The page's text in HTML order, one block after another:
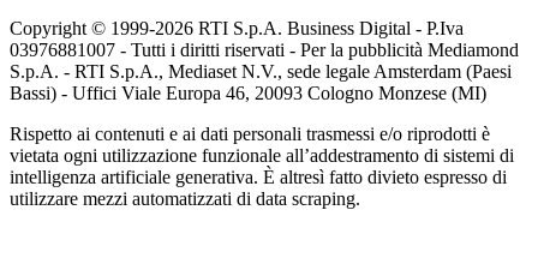
Copyright © 1999-2026 RTI S.p.A. Business Digital - P.Iva
03976881007 - Tutti i diritti riservati - Per la pubblicità Mediamond
S.p.A. - RTI S.p.A., Mediaset N.V., sede legale Amsterdam (Paesi
Bassi) - Uffici Viale Europa 46, 20093 Cologno Monzese (MI)
Rispetto ai contenuti e ai dati personali trasmessi e/o riprodotti è
vietata ogni utilizzazione funzionale all’addestramento di sistemi di
intelligenza artificiale generativa. È altresì fatto divieto espresso di
utilizzare mezzi automatizzati di data scraping.